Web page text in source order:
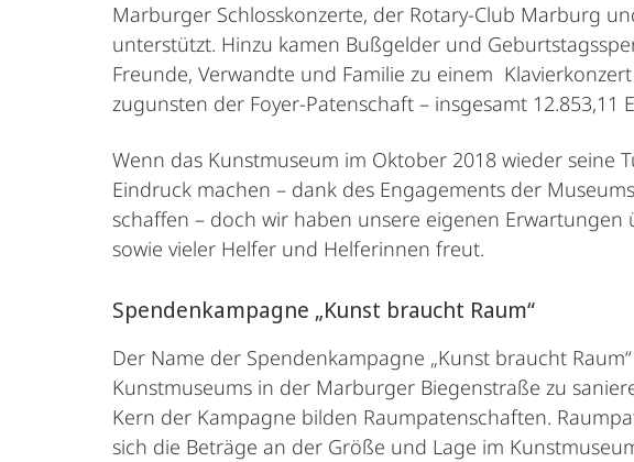
Marburger Schlosskonzerte, der Rotary-Club Marburg
unterstützt. Hinzu kamen Bußgelder und
Freunde, Verwandte und Familie zu einem
zugunsten der Foyer-Patenschaft – insgesamt 12.853,11
Wenn das Kunstmuseum im Oktober 2018 wieder
Eindruck machen – dank des Engagements der
schaffen – doch wir haben unsere eigenen
sowie vieler Helfer und Helferinnen freut.
Spendenkampagne „Kunst braucht Raum“
Der Name der Spendenkampagne „Kunst braucht
Kunstmuseums in der Marburger Biegenstraße zu
Kern der Kampagne bilden Raumpatenschaften.
sich die Beträge an der Größe und Lage im